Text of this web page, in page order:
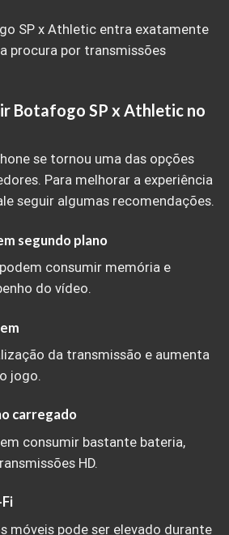
SP x Athletic entra exatamente
procura por transmissões
Botafogo SP x Athletic no
se tornou uma das opções
Para melhorar a experiência
seguir algumas recomendações.
segundo plano
consumir memória e
do vídeo.
da transmissão e aumenta
jogo.
carregado
consumir bastante bateria,
HD.
móveis pode ser elevado durante